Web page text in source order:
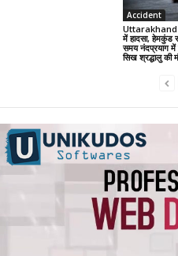
Accident
Uttarakhand
में हादसा, हेमकुंड
समय नंदप्रयाग में
सिख श्रद्धालु की